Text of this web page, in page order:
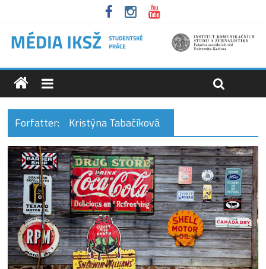
Forfatter: Kristýna Tabačíková